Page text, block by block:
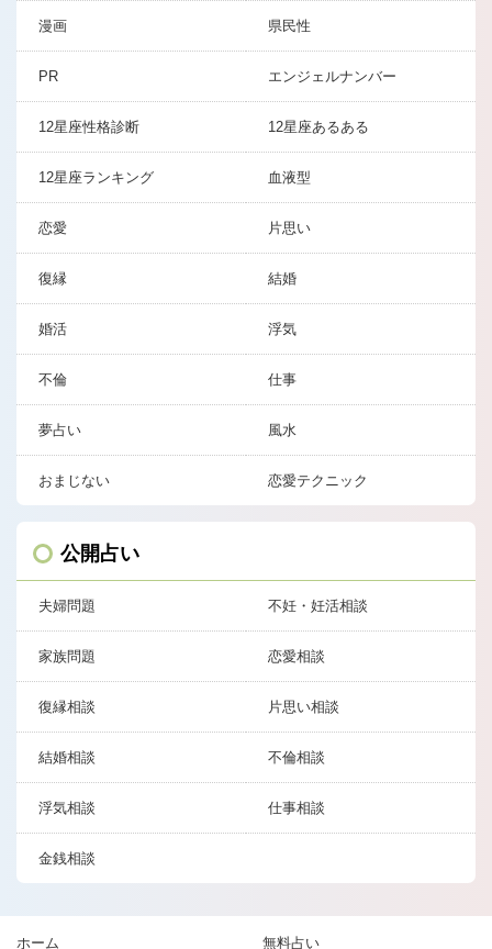
漫画 県民性
PR エンジェルナンバー
12星座性格診断 12星座あるある
12星座ランキング 血液型
恋愛 片思い
復縁 結婚
婚活 浮気
不倫 仕事
夢占い 風水
おまじない 恋愛テクニック
公開占い
夫婦問題 不妊・妊活相談
家族問題 恋愛相談
復縁相談 片思い相談
結婚相談 不倫相談
浮気相談 仕事相談
金銭相談
ホーム 無料占い